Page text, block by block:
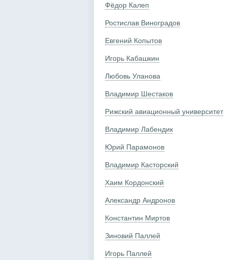
Фёдор Калеп
Ростислав Виноградов
Евгений Копытов
Игорь Кабашкин
Любовь Уланова
Владимир Шестаков
Рижский авиационный университет
Владимир Лабендик
Юрий Парамонов
Владимир Касторский
Хаим Кордонский
Александр Андронов
Константин Миртов
Зиновий Паллей
Игорь Паллей